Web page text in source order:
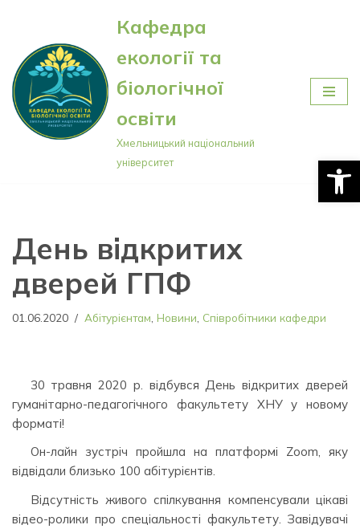
Перейти
до
вмісту
Кафедра
екології та
біологічної
освіти
Хмельницький національний
університет
День відкритих
дверей ГПФ
01.06.2020 Абітурієнтам Новини Співробітники кафедри
30 травня 2020 р. відбувся День відкритих дверей
гуманітарно-педагогічного факультету ХНУ у новому
форматі!
Он-лайн зустріч пройшла на платформі Zoom, яку
відвідали близько 100 абітурієнтів.
Відсутність живого спілкування компенсували цікаві
відео-ролики про спеціальності факультету. Завідувачі